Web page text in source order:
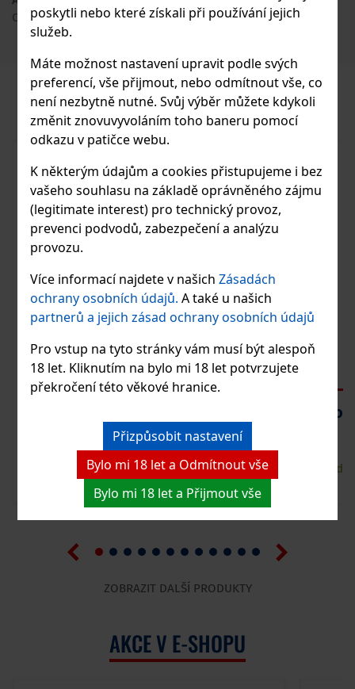
poskytli nebo které získali při používání jejich
služeb.
Máte možnost nastavení upravit podle svých
preferencí, vše přijmout, nebo odmítnout vše, co
není nezbytně nutné. Svůj výběr můžete kdykoli
změnit znovuvyvoláním toho baneru pomocí
odkazu v patičce webu.
K některým údajům a cookies přistupujeme i bez
vašeho souhlasu na základě oprávněného zájmu
(legitimate interest) pro technický provoz,
prevenci podvodů, zabezpečení a analýzu
provozu.
Více informací najdete v našichZásadách
ochrany osobních údajů. A také u našich
partnerů a jejich zásad ochrany osobních údajů
Pro vstup na tyto stránky vám musí být alespoň
18 let. Kliknutím na bylo mi 18 let potvrzujete
překročení této věkové hranice.
Přizpůsobit nastavení
Bylo mi 18 let a Odmítnout vše
Bylo mi 18 let a Přijmout vše
CZ
PODOBNÉ PRODUKTY
765 Kč
Vložit do košíku
ZOBRAZIT DALŠÍ PRODUKTY
AKCE V E-SHOPU